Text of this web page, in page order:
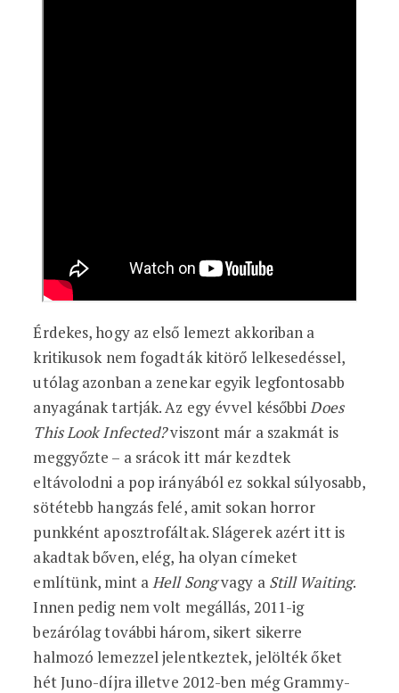
Érdekes, hogy az első lemezt akkoriban a
kritikusok nem fogadták kitörő lelkesedéssel,
utólag azonban a zenekar egyik legfontosabb
anyagának tartják. Az egy évvel későbbiDoes
This Look Infected?viszont már a szakmát is
meggyőzte – a srácok itt már kezdtek
eltávolodni a pop irányából ez sokkal súlyosabb,
sötétebb hangzás felé, amit sokan horror
punkként aposztrofáltak. Slágerek azért itt is
akadtak bőven, elég, ha olyan címeket
említünk, mint aHell Songvagy a Still Waiting.
Innen pedig nem volt megállás, 2011-ig
bezárólag további három, sikert sikerre
halmozó lemezzel jelentkeztek, jelölték őket
hét Juno-díjra illetve 2012-ben még Grammy-